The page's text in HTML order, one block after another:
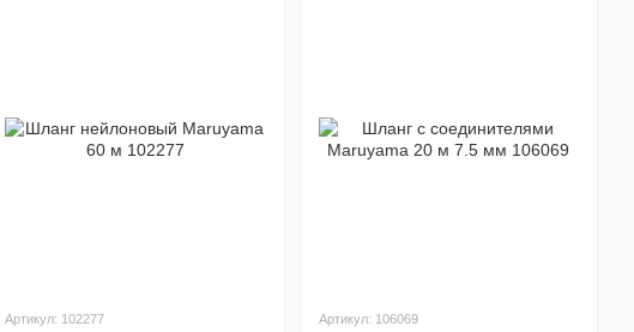
Артикул: 102277 Артикул: 106069